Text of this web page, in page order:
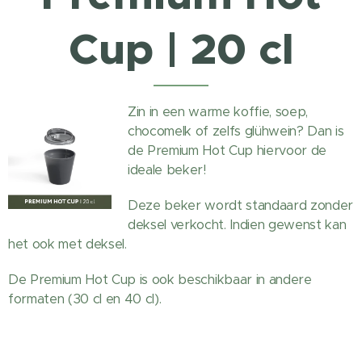
Cup | 20 cl
Zin in een warme koffie, soep,
chocomelk of zelfs glühwein? Dan is
de Premium Hot Cup hiervoor de
ideale beker!
Deze beker wordt standaard zonder
deksel verkocht. Indien gewenst kan
het ook met deksel.
De Premium Hot Cup is ook beschikbaar in andere
formaten (30 cl en 40 cl).